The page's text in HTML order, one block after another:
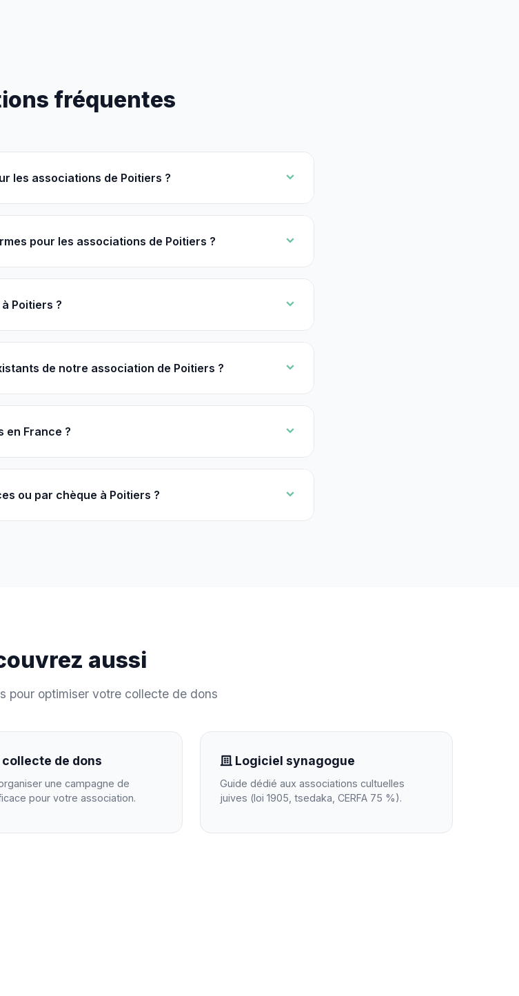
fréquentes
les associations de Poitiers ?
pour les associations de Poitiers ?
Poitiers ?
de notre association de Poitiers ?
en France ?
ou par chèque à Poitiers ?
aussi
pour optimiser votre collecte de dons
collecte de dons
une campagne de
pour votre association.
Logiciel synagogue
Guide dédié aux associations cultuelles
juives (loi 1905, tsedaka, CERFA 75 %).